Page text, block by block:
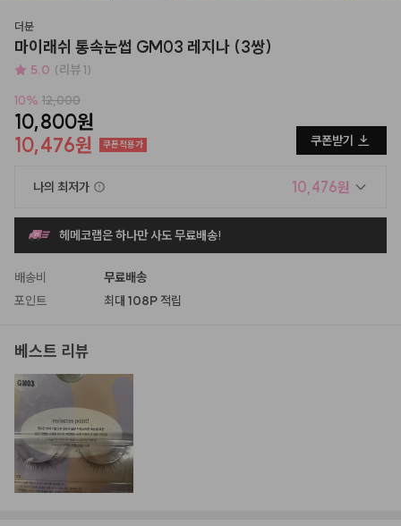
더분
마이래쉬 통속눈썹 GM03 레지나 (3쌍)
5.0 (리뷰 1)
10% 12,000
10,800원
10,476원
쿠폰적용가 쿠폰받기
나의 최저가 10,476원
헤메코랩은 하나만 사도 무료배송!
배송비
무료배송
포인트
최대 108P 적립
베스트 리뷰